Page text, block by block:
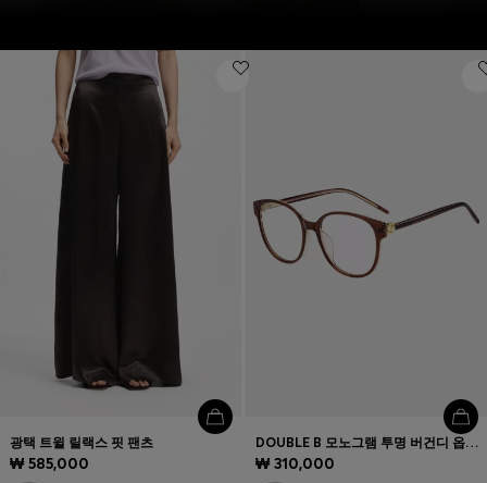
광택 트윌 릴랙스 핏 팬츠
₩ 585,000
DOUBLE B 모노그램 투명 버건디 옵티컬 프레임
₩ 310,000